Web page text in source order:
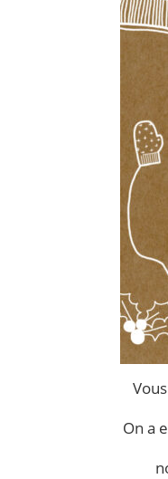
On a